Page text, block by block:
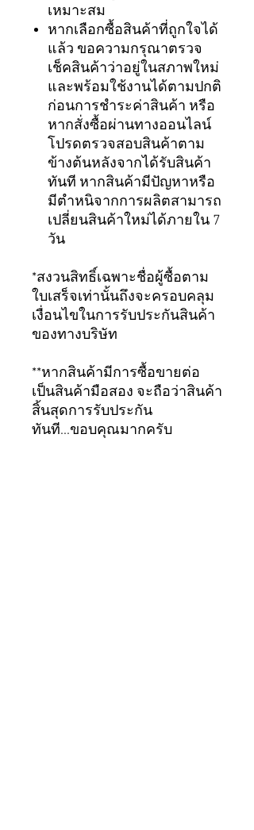
เหมาะสม
หากเลือกซื้อสินค้าที่ถูกใจได้
แล้ว ขอความกรุณาตรวจ
เช็คสินค้าว่าอยู่ในสภาพใหม่
และพร้อมใช้งานได้ตามปกติ
ก่อนการชำระค่าสินค้า หรือ
หากสั่งซื้อผ่านทางออนไลน์
โปรดตรวจสอบสินค้าตาม
ข้างต้นหลังจากได้รับสินค้า
ทันที หากสินค้ามีปัญหาหรือ
มีตำหนิจากการผลิตสามารถ
เปลี่ยนสินค้าใหม่ได้ภายใน 7
วัน
*สงวนสิทธิ์เฉพาะชื่อผู้ซื้อตาม
ใบเสร็จเท่านั้นถึงจะครอบคลุม
เงื่อนไขในการรับประกันสินค้า
ของทางบริษัท
**หากสินค้ามีการซื้อขายต่อ
เป็นสินค้ามือสอง จะถือว่าสินค้า
สิ้นสุดการรับประกัน
ทันที...ขอบคุณมากครับ